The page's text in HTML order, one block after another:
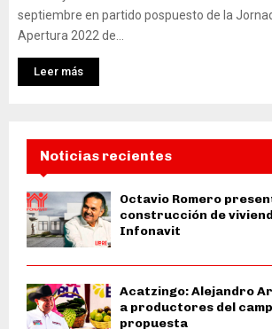
septiembre en partido pospuesto de la
Apertura 2022 de...
Leer más
Noticias recientes
Octavio Romero
construcción de
Infonavit
Acatzingo: Alejandro
a productores del
propuesta